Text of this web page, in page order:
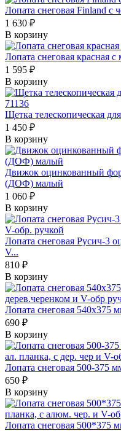
Лопата снеговая Finland с
1 630 ₽
В корзину
Лопата снеговая красная
1 595 ₽
В корзину
Щетка телескопическая
1 450 ₽
В корзину
Движок оцинкованный
(ДОФ) малый
1 060 ₽
В корзину
Лопата снеговая Русич-3
V...
810 ₽
В корзину
Лопата снеговая 540х375
690 ₽
В корзину
Лопата снеговая 500-375
650 ₽
В корзину
Лопата снеговая